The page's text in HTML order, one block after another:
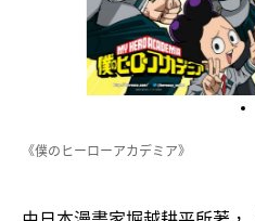
《僕のヒーローアカデミア》